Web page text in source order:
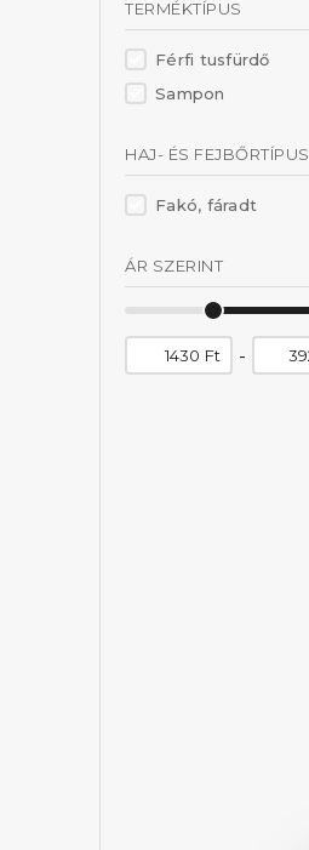
TERMÉKTÍPUS
Férfi tusfürdő
Sampon
HAJ- ÉS FEJBŐRTÍPUS
Fakó, fáradt
ÁR SZERINT
Ft -